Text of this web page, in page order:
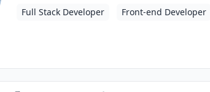
Full Stack Developer Front-end Developer